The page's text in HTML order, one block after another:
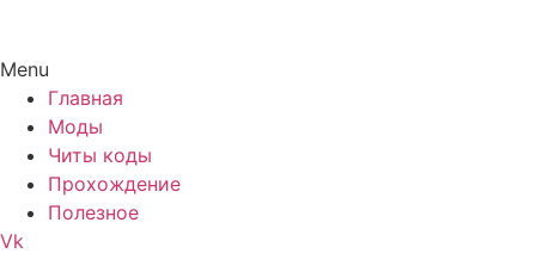
Menu
Главная
Моды
Читы коды
Прохождение
Полезное
Vk